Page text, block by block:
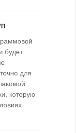
будет
для
которую